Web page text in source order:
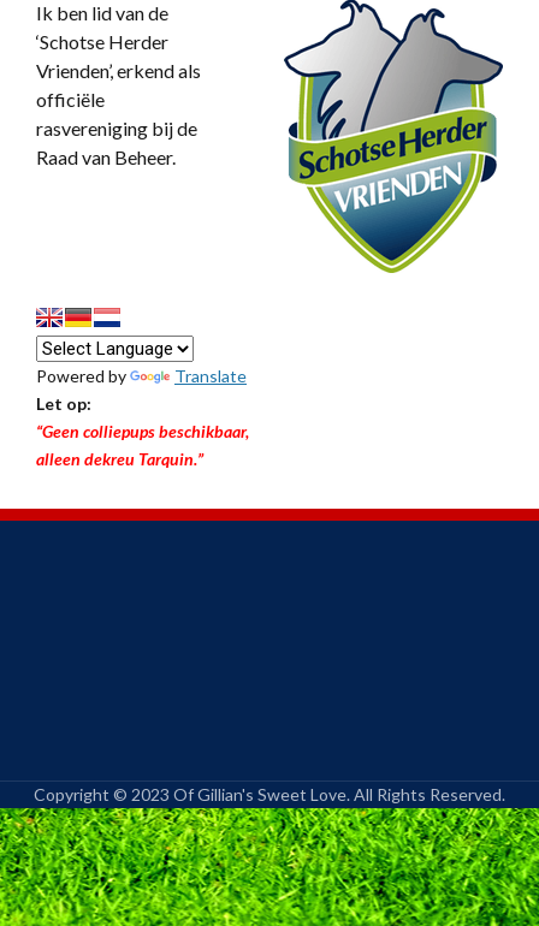
Ik ben lid van de
‘Schotse Herder
Vrienden’, erkend als
officiële
rasvereniging bij de
Raad van Beheer.
Powered by
Translate
Let op:
“Geen colliepups beschikbaar,
alleen dekreu Tarquin.”
Copyright © 2023 Of Gillian's Sweet Love. All Rights Reserved.